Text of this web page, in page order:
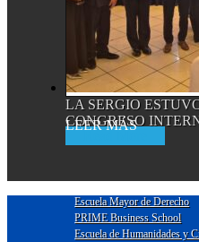
LA SERGIO
CONGRESO
Escuela Mayor de Derecho
PRIME Business School
Escuela de Humanidades y